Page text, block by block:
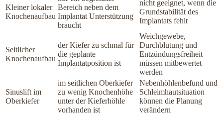
Kleiner lokaler
Knochenaufbau
Bereich neben dem
Implantat Unterstützung
braucht
nicht geeignet, wenn die
Grundstabilität des
Implantats fehlt
Seitlicher
Knochenaufbau
der Kiefer zu schmal für
die geplante
Implantatposition ist
Weichgewebe,
Durchblutung und
Entzündungsfreiheit
müssen mitbewertet
werden
Sinuslift im
Oberkiefer
im seitlichen Oberkiefer
zu wenig Knochenhöhe
unter der Kieferhöhle
vorhanden ist
Nebenhöhlenbefund und
Schleimhautsituation
können die Planung
verändern